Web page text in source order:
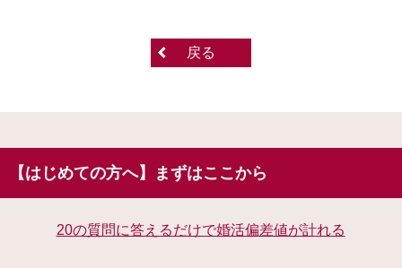
戻る
【はじめての方へ】まずはここから
20の質問に答えるだけで婚活偏差値が計れる